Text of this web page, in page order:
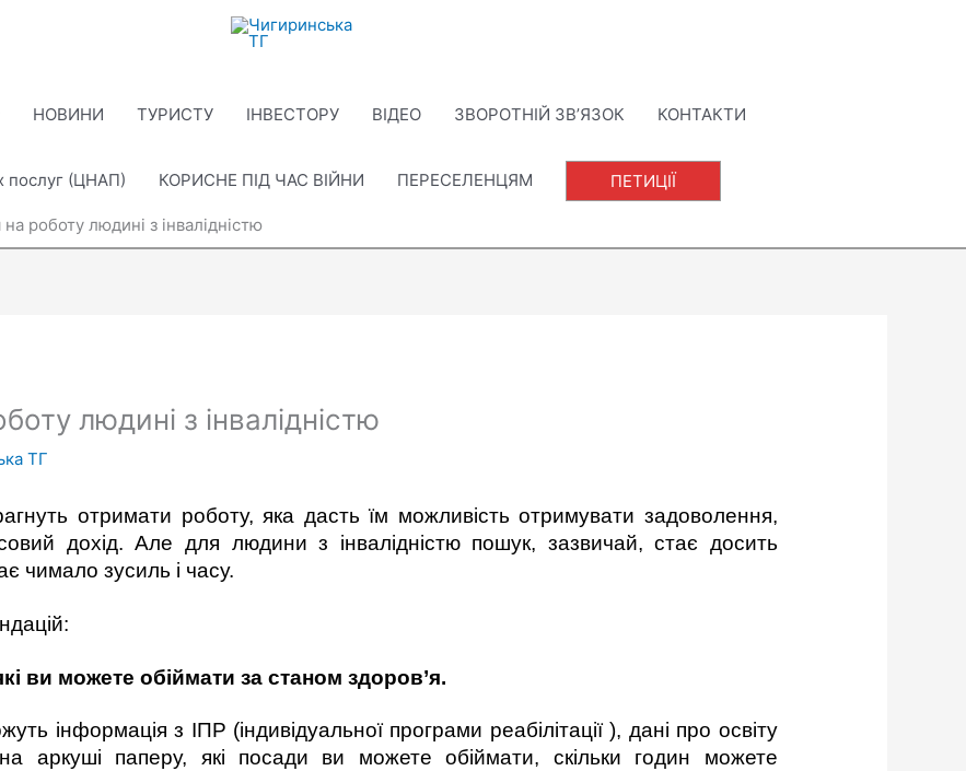
НОВИНИ ТУРИСТУ ІНВЕСТОРУ ВІДЕО ЗВОРОТНІЙ ЗВ’ЯЗОК КОНТАКТИ
послуг (ЦНАП) КОРИСНЕ ПІД ЧАС ВІЙНИ ПЕРЕСЕЛЕНЦЯМ ПЕТИЦІЇ
роботу людині з інвалідністю
людині з інвалідністю
ТГ
отримати роботу, яка дасть їм можливість отримувати задоволення,
дохід. Але для людини з інвалідністю пошук, зазвичай, стає досить
чимало зусиль і часу.
ви можете обіймати за станом здоров’я.
інформація з ІПР (індивідуальної програми реабілітації ), дані про освіту
аркуші паперу, які посади ви можете обіймати, скільки годин можете